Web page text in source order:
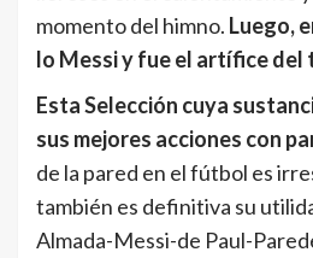
momento del himno. Luego,
lo Messi y fue el artífice del
Esta Selección cuya
sus mejores acciones con
de la pared en el fútbol es
también es definitiva su
Almada-Messi-de Paul-